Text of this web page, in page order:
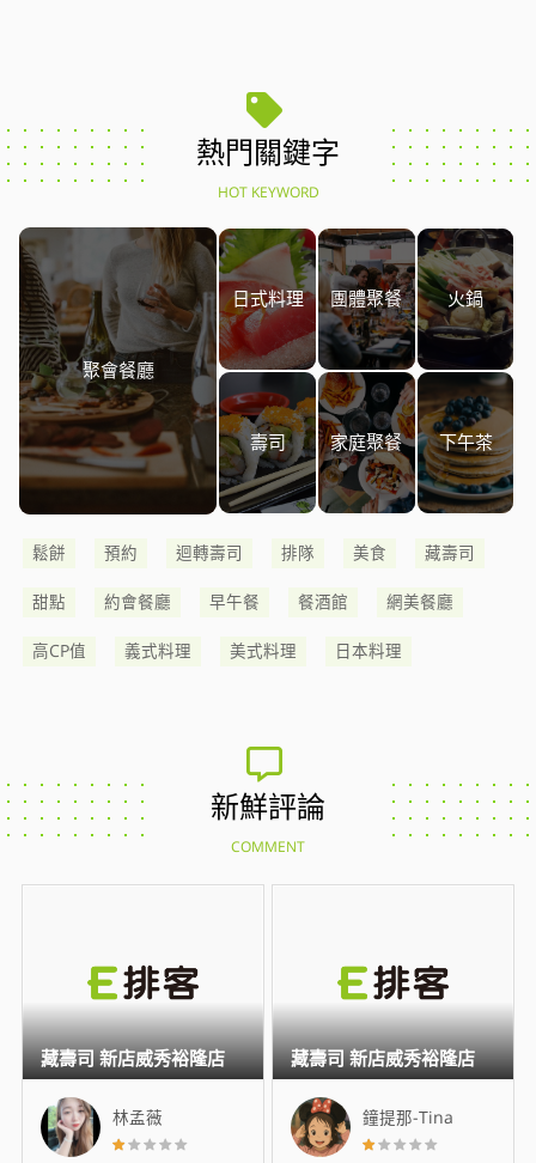
熱門關鍵字
HOT KEYWORD
聚會餐廳
日式料理 團體聚餐 火鍋
壽司 家庭聚餐 下午茶
鬆餅 預約 迴轉壽司 排隊 美食 藏壽司
甜點 約會餐廳 早午餐 餐酒館 網美餐廳
高CP值 義式料理 美式料理 日本料理
新鮮評論
COMMENT
林孟薇
藏壽司 新店威秀裕隆店
鐘提那-Tina
藏壽司 新店威秀裕隆店